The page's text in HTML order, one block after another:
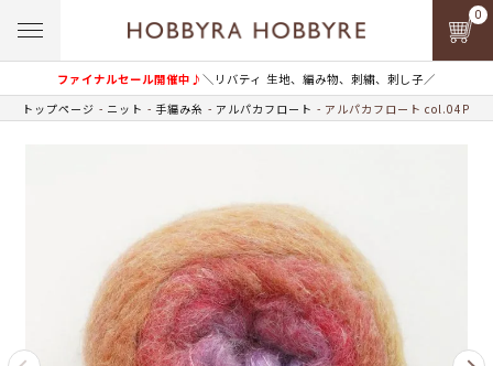
ファイナルセール開催中♪＼リバティ 生地、編み物、刺繍、刺し子／
0
トップページ ニット 手編み糸 アルパカフロート アルパカフロート col.04P